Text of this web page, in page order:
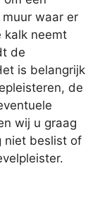
waar er
kalk neemt
de
is belangrijk
de
wij u graag
niet beslist of